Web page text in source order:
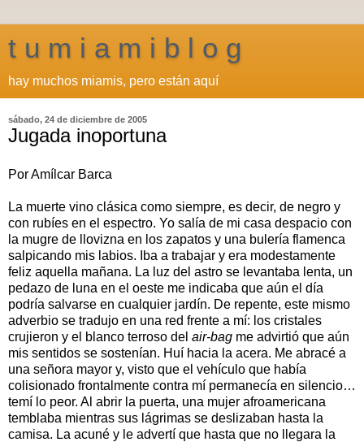
t u m i a m i b l o g
hay muchos miamis, pero están aquí
sábado, 24 de diciembre de 2005
Jugada inoportuna
Por Amílcar Barca
La muerte vino clásica como siempre, es decir, de negro y
con rubíes en el espectro. Yo salía de mi casa despacio con
la mugre de llovizna en los zapatos y una bulería flamenca
salpicando mis labios. Iba a trabajar y era modestamente
feliz aquella mañana. La luz del astro se levantaba lenta, un
pedazo de luna en el oeste me indicaba que aún el día
podría salvarse en cualquier jardín. De repente, este mismo
adverbio se tradujo en una red frente a mí: los cristales
crujieron y el blanco terroso del air-bag me advirtió que aún
mis sentidos se sostenían. Huí hacia la acera. Me abracé a
una señora mayor y, visto que el vehículo que había
colisionado frontalmente contra mí permanecía en silencio…
temí lo peor. Al abrir la puerta, una mujer afroamericana
temblaba mientras sus lágrimas se deslizaban hasta la
camisa. La acuné y le advertí que hasta que no llegara la